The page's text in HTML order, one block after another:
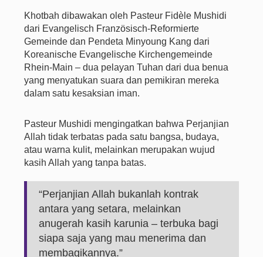
Khotbah dibawakan oleh Pasteur Fidèle Mushidi
dari Evangelisch Französisch-Reformierte
Gemeinde dan Pendeta Minyoung Kang dari
Koreanische Evangelische Kirchengemeinde
Rhein-Main – dua pelayan Tuhan dari dua benua
yang menyatukan suara dan pemikiran mereka
dalam satu kesaksian iman.
Pasteur Mushidi mengingatkan bahwa Perjanjian
Allah tidak terbatas pada satu bangsa, budaya,
atau warna kulit, melainkan merupakan wujud
kasih Allah yang tanpa batas.
“Perjanjian Allah bukanlah kontrak
antara yang setara, melainkan
anugerah kasih karunia – terbuka bagi
siapa saja yang mau menerima dan
membagikannya.”